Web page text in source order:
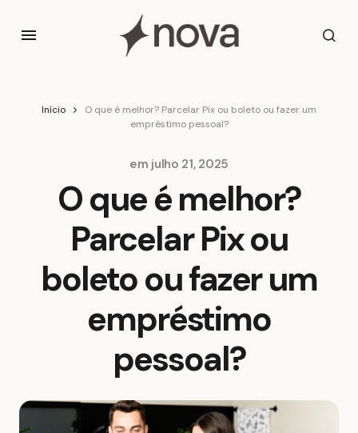
Início
O que é melhor? Parcelar Pix ou boleto ou fazer um
empréstimo pessoal?
em julho 21, 2025
O que é melhor?
Parcelar Pix ou
boleto ou fazer um
empréstimo
pessoal?